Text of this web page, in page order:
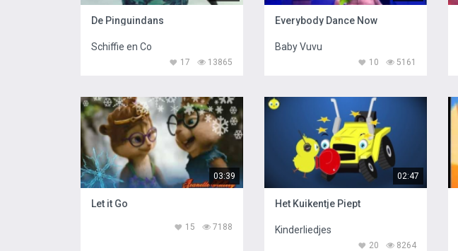
De Pinguindans
Schiffie en Co
13865
17
Everybody Dance Now
Baby Vuvu
5161
10
03:39
Let it Go
7188
15
02:47
Het Kuikentje Piept
Kinderliedjes
8264
20